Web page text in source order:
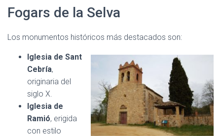
Fogars de la Selva
Los monumentos históricos más destacados son:
Iglesia de Sant
Cebría,
originaria del
siglo X.
Iglesia de
Ramió, erigida
con estilo